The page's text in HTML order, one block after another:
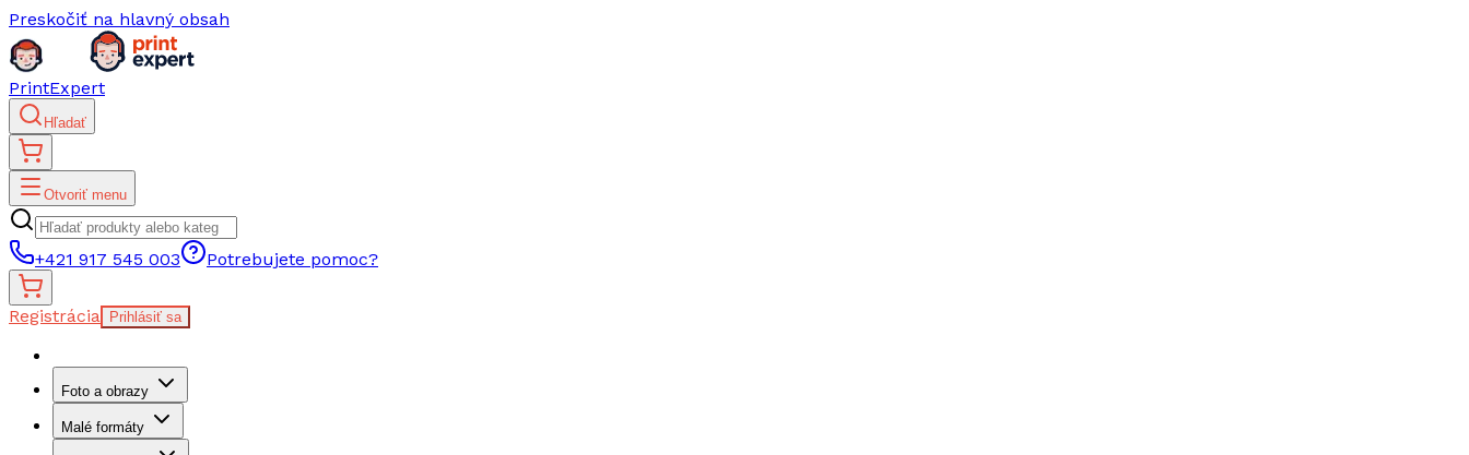
Preskočiť na hlavný obsah
PrintExpert
Hľadať
Otvoriť menu
+421 917 545 003 Potrebujete pomoc?
Registrácia Prihlásiť sa
Foto a obrazy
Malé formáty